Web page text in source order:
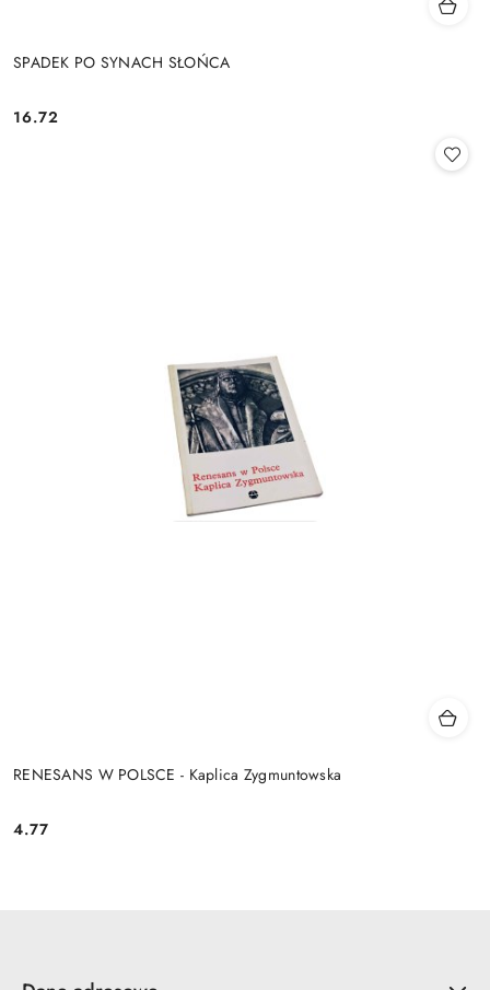
SPADEK PO SYNACH SŁOŃCA
Cena:
16.72
RENESANS W POLSCE - Kaplica Zygmuntowska
Cena:
4.77